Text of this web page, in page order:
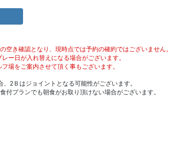
空き確認となり、現時点では予約の確約ではございません。
ー日が入れ替えになる場合がございます。
場をご案内させて頂く事もございます。
2Ｂはジョイントとなる可能性がございます。
付プランでも朝食がお取り頂けない場合がございます。